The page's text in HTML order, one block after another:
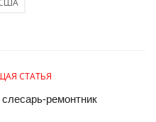
СТАТЬЯ
ремонтник